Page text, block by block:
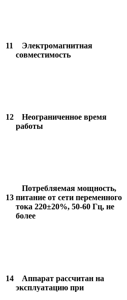
11
Электромагнитная
совместимость
12
Неограниченное время
работы
13
Потребляемая мощность,
питание от сети переменного
тока 220±20%, 50-60 Гц, не
более
14
Аппарат рассчитан на
эксплуатацию при